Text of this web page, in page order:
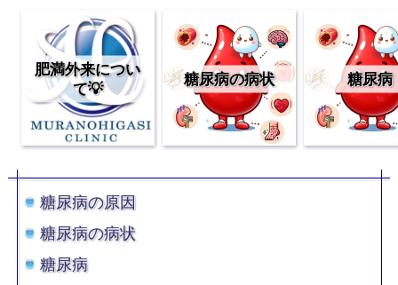
肥満外来につい
て💡
糖尿病の病状 糖尿病
糖尿病の原因
糖尿病の病状
糖尿病